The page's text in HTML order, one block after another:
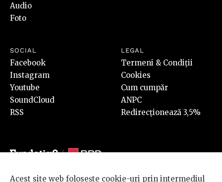
Audio
Foto
SOCIAL
Facebook
Instagram
Youtube
SoundCloud
RSS
LEGAL
Termeni & Condiții
Cookies
Cum cumpăr
ANPC
Redirecționează 3,5%
Acest site web folosește cookie-uri prin intermediul